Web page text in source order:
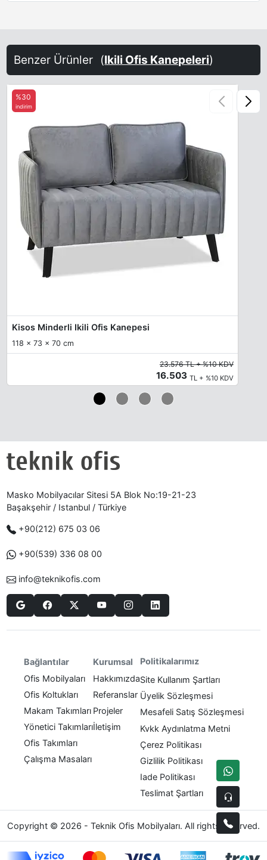
Benzer Ürünler (Ikili Ofis Kanepeleri)
Kisos Minderli Ikili Ofis Kanepesi
118 x 73 x 70 cm
%30
indirim
23.576 TL + %10 KDV
16.503 TL + %10 KDV
Masko Mobilyacılar Sitesi 5A Blok No:19-21-23
Başakşehir / Istanbul / Türkiye
+90(212) 675 03 06
+90(539) 336 08 00
info@teknikofis.com
Bağlantılar
Ofis Mobilyaları
Ofis Koltukları
Makam Takımları
Yönetici Takımları
Ofis Takımları
Çalışma Masaları
Kurumsal
Hakkımızda
Referanslar
Projeler
İletişim
Politikalarımız
Site Kullanım Şartları
Üyelik Sözleşmesi
Mesafeli Satış Sözleşmesi
Kvkk Aydınlatma Metni
Çerez Politikası
Gizlilik Politikası
Iade Politikası
Teslimat Şartları
Copyright © 2026 - Teknik Ofis Mobilyaları. All rights reserved.